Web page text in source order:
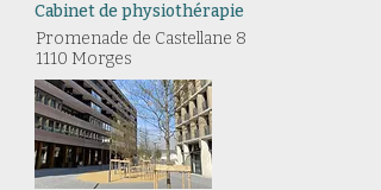
Cabinet de physiothérapie
Promenade de Castellane 8​
1110 Morges